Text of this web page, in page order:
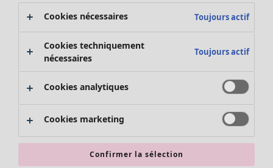
Promos SOLDES
Les promos de Gudrun Sjödén
Nouvel arrivage
Bonnes affaires en soldes - jusqu'à -70
Cookies nécessaires Toujours actif
Cookies techniquement
nécessaires
Toujours actif
Cookies analytiques
Cookies marketing
Confirmer la sélection